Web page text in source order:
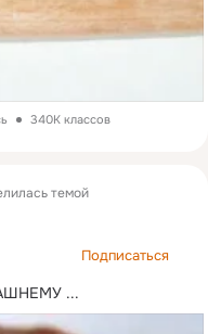
340K классов
темой
Подписаться
...